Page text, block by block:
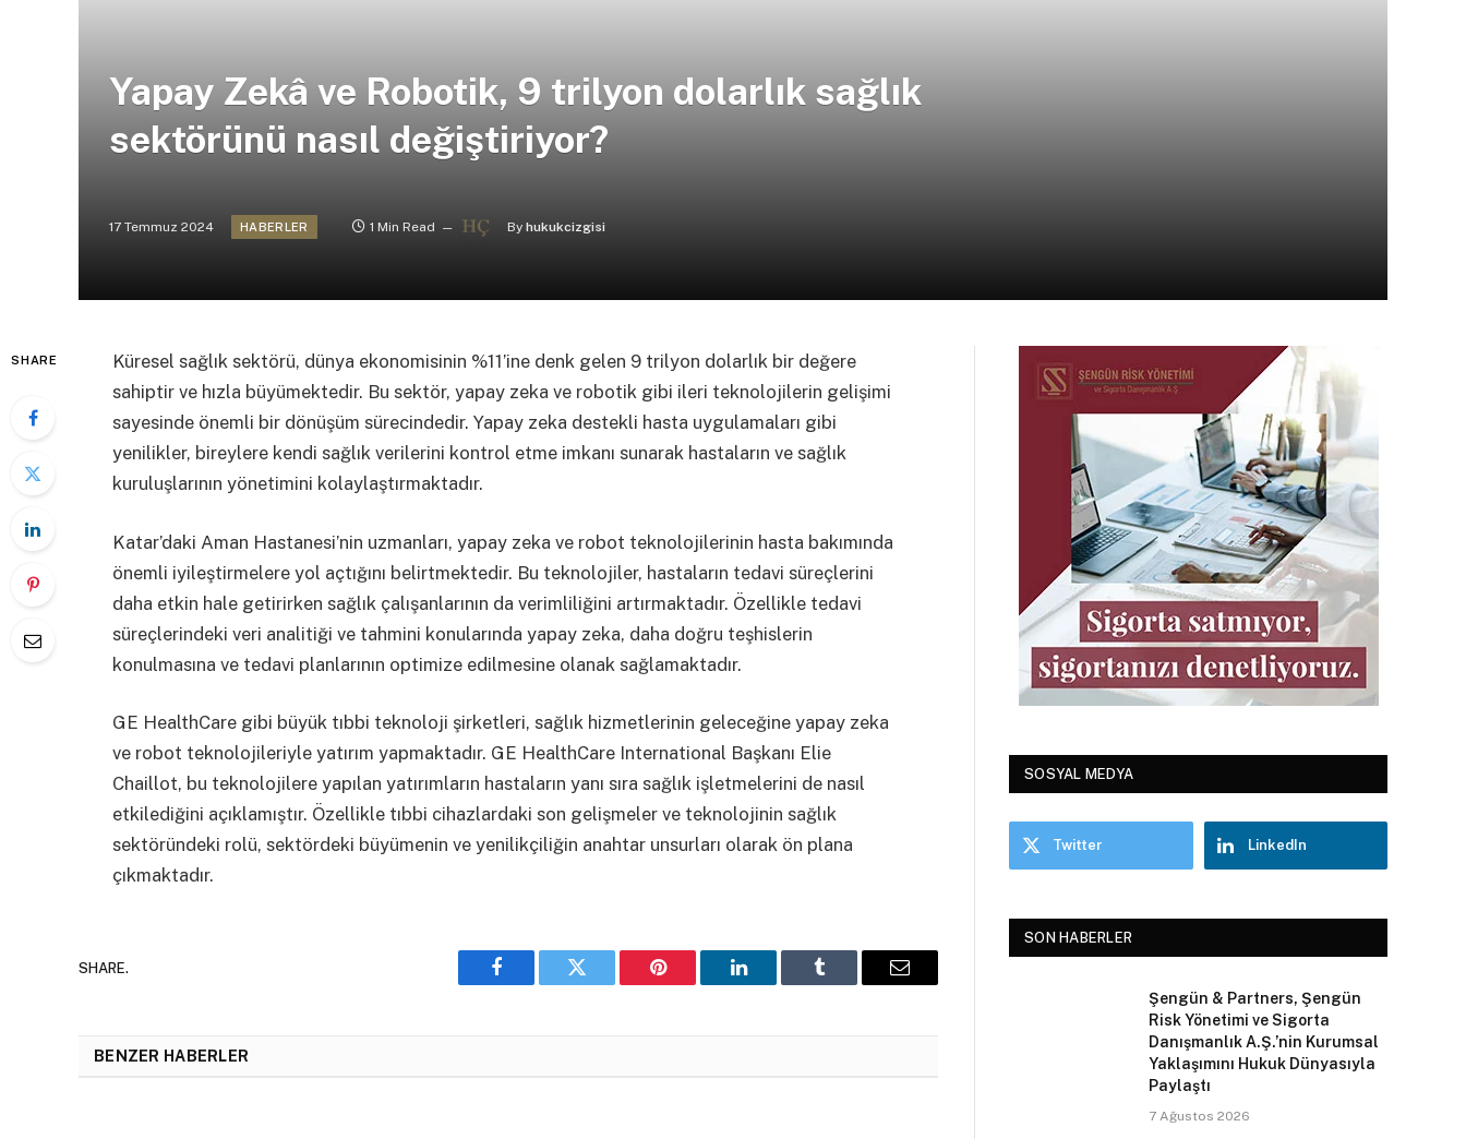
Yapay Zekâ ve Robotik, 9 trilyon dolarlık sağlık
sektörünü nasıl değiştiriyor?
17 Temmuz 2024 HABERLER 1 Min Read By hukukcizgisi
SHARE
Küresel sağlık sektörü, dünya ekonomisinin %11’ine denk gelen 9 trilyon dolarlık bir değere
sahiptir ve hızla büyümektedir. Bu sektör, yapay zeka ve robotik gibi ileri teknolojilerin gelişimi
sayesinde önemli bir dönüşüm sürecindedir. Yapay zeka destekli hasta uygulamaları gibi
yenilikler, bireylere kendi sağlık verilerini kontrol etme imkanı sunarak hastaların ve sağlık
kuruluşlarının yönetimini kolaylaştırmaktadır.
Katar’daki Aman Hastanesi’nin uzmanları, yapay zeka ve robot teknolojilerinin hasta bakımında
önemli iyileştirmelere yol açtığını belirtmektedir. Bu teknolojiler, hastaların tedavi süreçlerini
daha etkin hale getirirken sağlık çalışanlarının da verimliliğini artırmaktadır. Özellikle tedavi
süreçlerindeki veri analitiği ve tahmini konularında yapay zeka, daha doğru teşhislerin
konulmasına ve tedavi planlarının optimize edilmesine olanak sağlamaktadır.
GE HealthCare gibi büyük tıbbi teknoloji şirketleri, sağlık hizmetlerinin geleceğine yapay zeka
ve robot teknolojileriyle yatırım yapmaktadır. GE HealthCare International Başkanı Elie
Chaillot, bu teknolojilere yapılan yatırımların hastaların yanı sıra sağlık işletmelerini de nasıl
etkilediğini açıklamıştır. Özellikle tıbbi cihazlardaki son gelişmeler ve teknolojinin sağlık
sektöründeki rolü, sektördeki büyümenin ve yenilikçiliğin anahtar unsurları olarak ön plana
çıkmaktadır.
SHARE.
Facebook Twitter Pinterest LinkedIn Tumblr Email
BENZER HABERLER
SOSYAL MEDYA
Twitter LinkedIn
SON HABERLER
Şengün & Partners, Şengün
Risk Yönetimi ve Sigorta
Danışmanlık A.Ş.’nin Kurumsal
Yaklaşımını Hukuk Dünyasıyla
Paylaştı
7 Ağustos 2026